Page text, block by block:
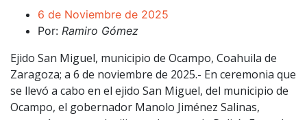
6 de Noviembre de 2025
Por: Ramiro Gómez
Ejido San Miguel, municipio de Ocampo, Coahuila de
Zaragoza; a 6 de noviembre de 2025.- En ceremonia que
se llevó a cabo en el ejido San Miguel, del municipio de
Ocampo, el gobernador Manolo Jiménez Salinas,